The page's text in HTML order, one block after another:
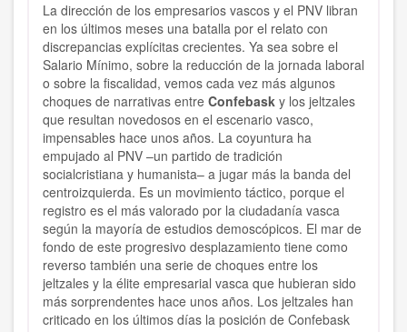
La dirección de los empresarios vascos y el PNV libran
en los últimos meses una batalla por el relato con
discrepancias explícitas crecientes. Ya sea sobre el
Salario Mínimo, sobre la reducción de la jornada laboral
o sobre la fiscalidad, vemos cada vez más algunos
choques de narrativas entre Confebask y los jeltzales
que resultan novedosos en el escenario vasco,
impensables hace unos años. La coyuntura ha
empujado al PNV –un partido de tradición
socialcristiana y humanista– a jugar más la banda del
centroizquierda. Es un movimiento táctico, porque el
registro es el más valorado por la ciudadanía vasca
según la mayoría de estudios demoscópicos. El mar de
fondo de este progresivo desplazamiento tiene como
reverso también una serie de choques entre los
jeltzales y la élite empresarial vasca que hubieran sido
más sorprendentes hace unos años. Los jeltzales han
criticado en los últimos días la posición de Confebask